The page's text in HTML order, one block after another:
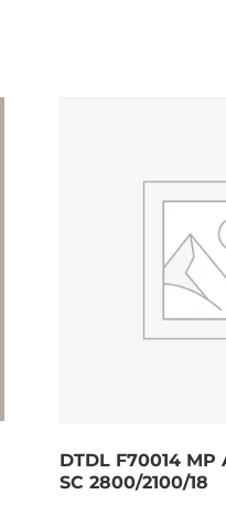
DTDL F70014
SC 2800/2100/18